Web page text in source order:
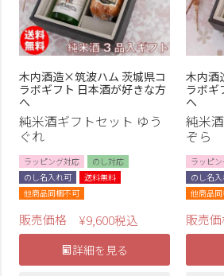
木内酒造×筑波ハム 茨城県コ
ラボギフト 日本酒が好きな方
へ
純米酒ギフトセット ゆう
ぐれ
ラッピング対応
のし対応
のし名入れ可
送料無料
他商品同梱不可
販売価格 ¥9,600税込
詳細を見る
木内酒
ラボギ
へ
純米
ぞら
ラッピ
のし名
他商品
販売